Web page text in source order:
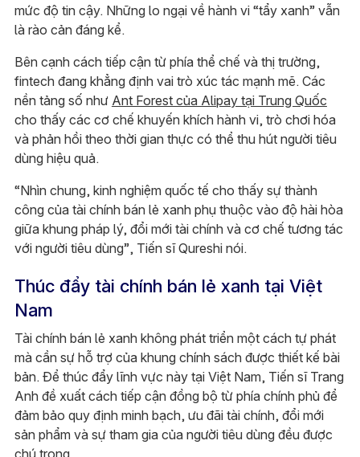
mức độ tin cậy. Những lo ngại về hành vi “tẩy xanh” vẫn
là rào cản đáng kể.
Bên cạnh cách tiếp cận từ phía thể chế và thị trường,
fintech đang khẳng định vai trò xúc tác mạnh mẽ. Các
nền tảng số như Ant Forest của Alipay tại Trung Quốc
cho thấy các cơ chế khuyến khích hành vi, trò chơi hóa
và phản hồi theo thời gian thực có thể thu hút người tiêu
dùng hiệu quả.
“Nhìn chung, kinh nghiệm quốc tế cho thấy sự thành
công của tài chính bán lẻ xanh phụ thuộc vào độ hài hòa
giữa khung pháp lý, đổi mới tài chính và cơ chế tương tác
với người tiêu dùng”, Tiến sĩ Qureshi nói.
Thúc đẩy tài chính bán lẻ xanh tại Việt
Nam
Tài chính bán lẻ xanh không phát triển một cách tự phát
mà cần sự hỗ trợ của khung chính sách được thiết kế bài
bản. Để thúc đẩy lĩnh vực này tại Việt Nam, Tiến sĩ Trang
Anh đề xuất cách tiếp cận đồng bộ từ phía chính phủ để
đảm bảo quy định minh bạch, ưu đãi tài chính, đổi mới
sản phẩm và sự tham gia của người tiêu dùng đều được
chú trọng.